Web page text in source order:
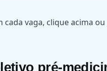
vaga, clique acima
pré-